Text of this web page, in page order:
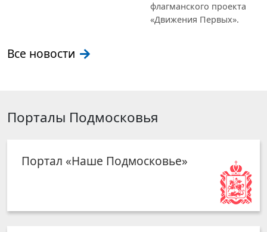
флагманского проекта
«Движения Первых».
Все новости
Порталы Подмосковья
Портал «Наше Подмосковье»